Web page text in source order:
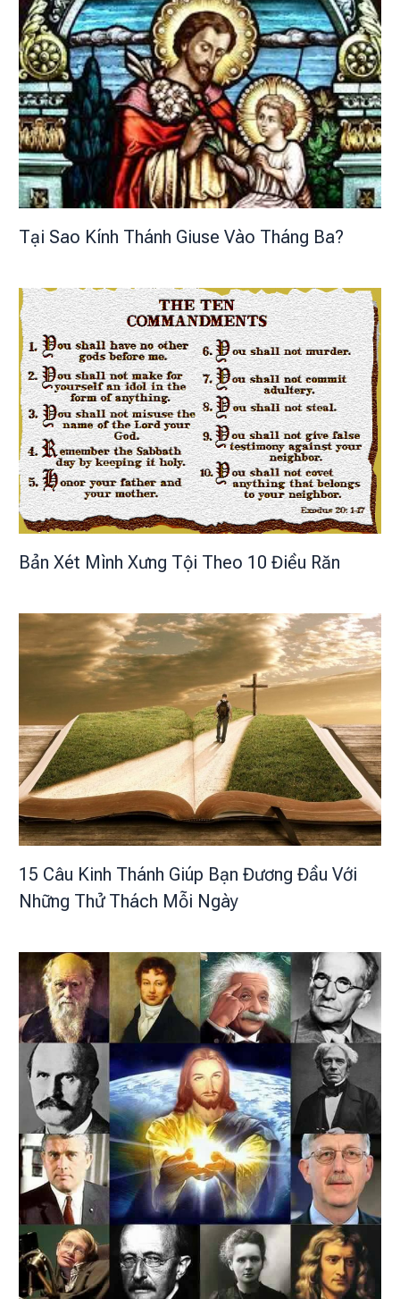
Tại Sao Kính Thánh Giuse Vào Tháng Ba?
Bản Xét Mình Xưng Tội Theo 10 Điều Răn
15 Câu Kinh Thánh Giúp Bạn Đương Đầu Với
Những Thử Thách Mỗi Ngày